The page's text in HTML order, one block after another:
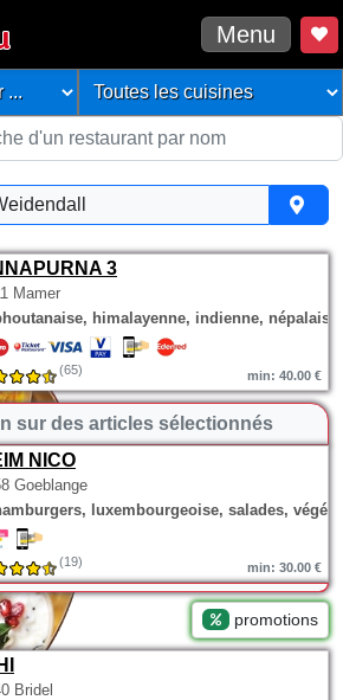
Menu
3
Mamer
himalayenne, indienne, népalaise
(65) min: 40.00 €
sur des articles sélectionnés
NICO
Goeblange
luxembourgeoise, salades,
(19) min: 30.00 €
promotions
Bridel